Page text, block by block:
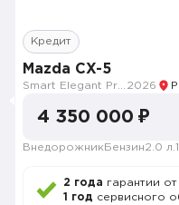
Кредит
Mazda CX-5
2026
4 350 000 ₽
Внедорожник Бензин2.0 л.
2 года гарантии
1 год сервисного